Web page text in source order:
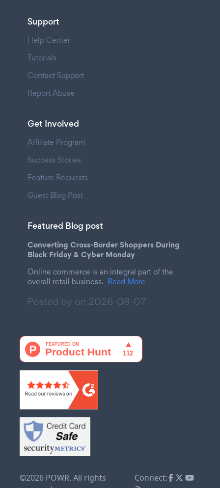
Support
Help Center
Tutorials
Contact Support
Report Abuse
Get Involved
Affiliate Program
Success Stories
Feature Requests
Guest Blog Post
Featured Blog post
Converting Cross-Border Shoppers During
Black Friday & Cyber Monday
Online commerce is an integral part of the
overall retail business. Read More
Posted by on 2026-08-07
©2026 POWR. All rights
Connect: